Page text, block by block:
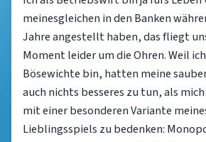
meinesgleichen in den Banken
Jahre angestellt haben, das fliegt
Moment leider um die Ohren. Weil
Bösewichte bin, hatten meine
auch nichts besseres zu tun, als
mit einer besonderen Variante
Lieblingsspiels zu bedenken: